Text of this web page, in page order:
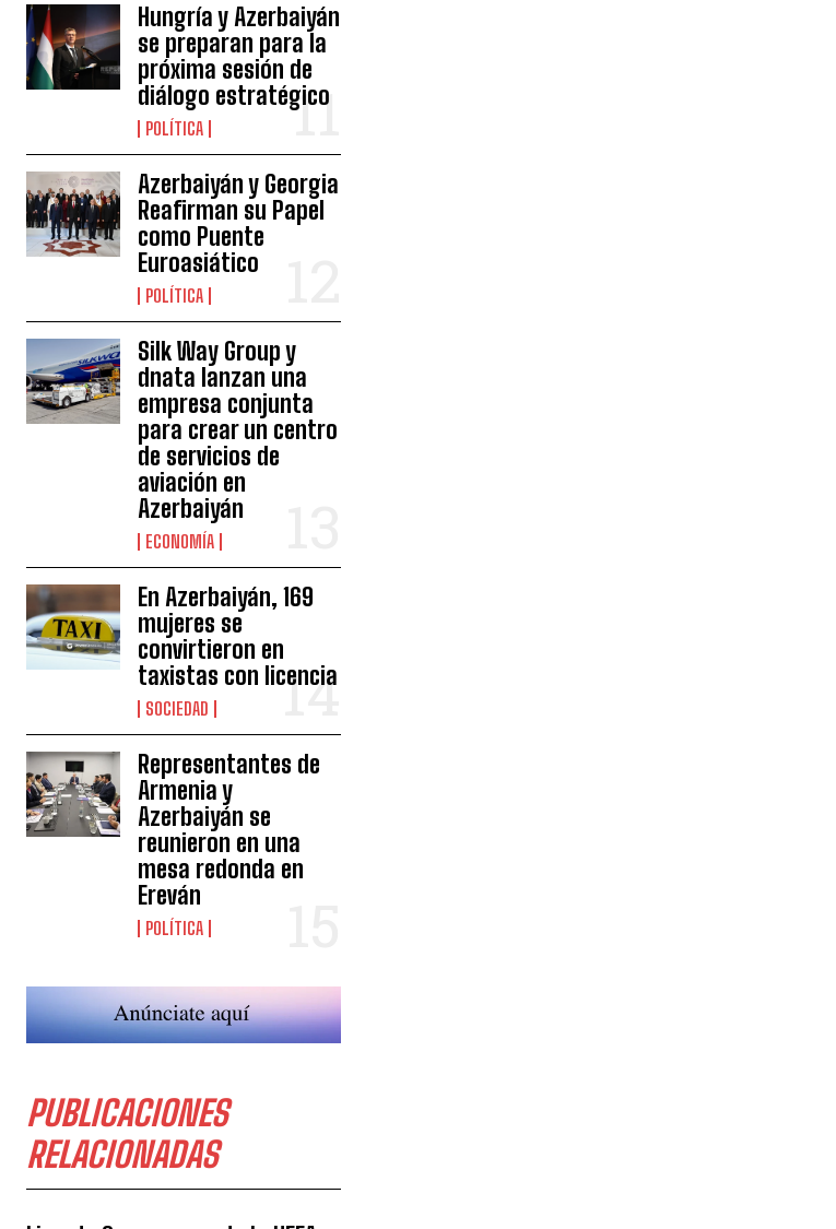
Hungría y Azerbaiyán
se preparan para la
próxima sesión de
diálogo estratégico
POLÍTICA
Azerbaiyán y Georgia
Reafirman su Papel
como Puente
Euroasiático
POLÍTICA
Silk Way Group y
dnata lanzan una
empresa conjunta
para crear un centro
de servicios de
aviación en
Azerbaiyán
ECONOMÍA
En Azerbaiyán, 169
mujeres se
convirtieron en
taxistas con licencia
SOCIEDAD
Representantes de
Armenia y
Azerbaiyán se
reunieron en una
mesa redonda en
Ereván
POLÍTICA
PUBLICACIONES
RELACIONADAS